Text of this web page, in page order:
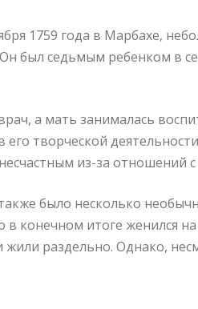
1759 года в Марбахе,
был седьмым ребенком в
а мать занималась
творческой
из-за отношений
было несколько
в конечном итоге женился
жили раздельно. Однако,